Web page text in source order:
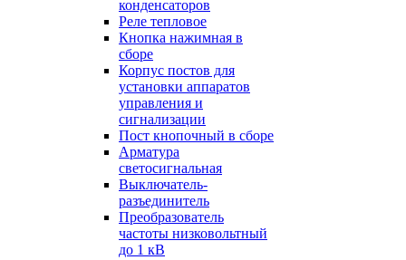
конденсаторов
Реле тепловое
Кнопка нажимная в
сборе
Корпус постов для
установки аппаратов
управления и
сигнализации
Пост кнопочный в сборе
Арматура
светосигнальная
Выключатель-
разъединитель
Преобразователь
частоты низковольтный
до 1 кВ